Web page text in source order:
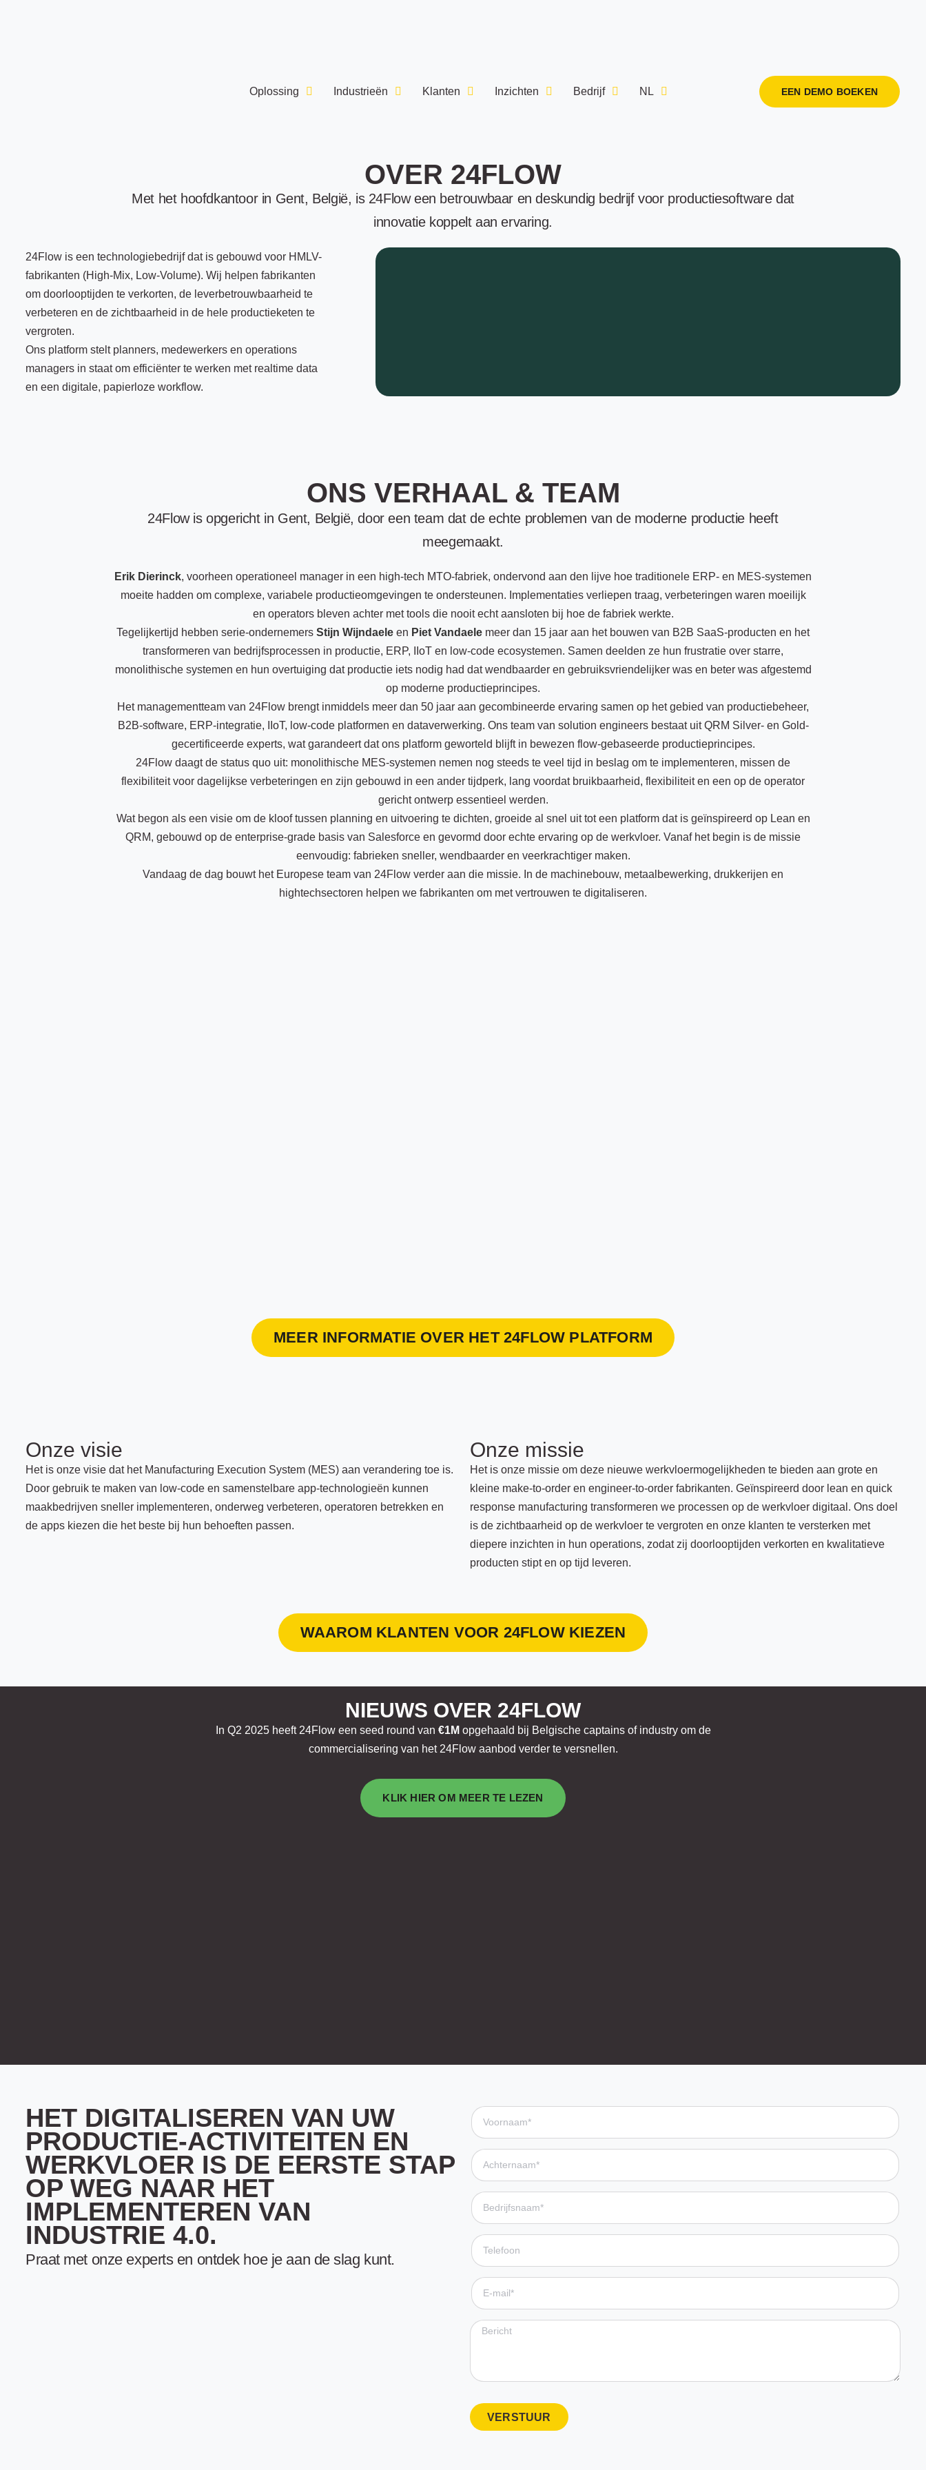
Oplossing Industrieën Klanten Inzichten Bedrijf NL EEN DEMO BOEKEN
OVER 24FLOW
Met het hoofdkantoor in Gent, België, is 24Flow een betrouwbaar en deskundig bedrijf voor productiesoftware dat
innovatie koppelt aan ervaring.
24Flow is een technologiebedrijf dat is gebouwd voor HMLV-
fabrikanten (High-Mix, Low-Volume). Wij helpen fabrikanten
om doorlooptijden te verkorten, de leverbetrouwbaarheid te
verbeteren en de zichtbaarheid in de hele productieketen te
vergroten.
Ons platform stelt planners, medewerkers en operations
managers in staat om efficiënter te werken met realtime data
en een digitale, papierloze workflow.
ONS VERHAAL & TEAM
24Flow is opgericht in Gent, België, door een team dat de echte problemen van de moderne productie heeft
meegemaakt.
Erik Dierinck, voorheen operationeel manager in een high-tech MTO-fabriek, ondervond aan den lijve hoe traditionele ERP- en MES-systemen
moeite hadden om complexe, variabele productieomgevingen te ondersteunen. Implementaties verliepen traag, verbeteringen waren moeilijk
en operators bleven achter met tools die nooit echt aansloten bij hoe de fabriek werkte.
Tegelijkertijd hebben serie-ondernemers Stijn Wijndaele en Piet Vandaele meer dan 15 jaar aan het bouwen van B2B SaaS-producten en het
transformeren van bedrijfsprocessen in productie, ERP, IIoT en low-code ecosystemen. Samen deelden ze hun frustratie over starre,
monolithische systemen en hun overtuiging dat productie iets nodig had dat wendbaarder en gebruiksvriendelijker was en beter was afgestemd
op moderne productieprincipes.
Het managementteam van 24Flow brengt inmiddels meer dan 50 jaar aan gecombineerde ervaring samen op het gebied van productiebeheer,
B2B-software, ERP-integratie, IIoT, low-code platformen en dataverwerking. Ons team van solution engineers bestaat uit QRM Silver- en Gold-
gecertificeerde experts, wat garandeert dat ons platform geworteld blijft in bewezen flow-gebaseerde productieprincipes.
24Flow daagt de status quo uit: monolithische MES-systemen nemen nog steeds te veel tijd in beslag om te implementeren, missen de
flexibiliteit voor dagelijkse verbeteringen en zijn gebouwd in een ander tijdperk, lang voordat bruikbaarheid, flexibiliteit en een op de operator
gericht ontwerp essentieel werden.
Wat begon als een visie om de kloof tussen planning en uitvoering te dichten, groeide al snel uit tot een platform dat is geïnspireerd op Lean en
QRM, gebouwd op de enterprise-grade basis van Salesforce en gevormd door echte ervaring op de werkvloer. Vanaf het begin is de missie
eenvoudig: fabrieken sneller, wendbaarder en veerkrachtiger maken.
Vandaag de dag bouwt het Europese team van 24Flow verder aan die missie. In de machinebouw, metaalbewerking, drukkerijen en
hightechsectoren helpen we fabrikanten om met vertrouwen te digitaliseren.
MEER INFORMATIE OVER HET 24FLOW PLATFORM
Onze visie
Het is onze visie dat het Manufacturing Execution System (MES) aan verandering toe is.
Door gebruik te maken van low-code en samenstelbare app-technologieën kunnen
maakbedrijven sneller implementeren, onderweg verbeteren, operatoren betrekken en
de apps kiezen die het beste bij hun behoeften passen.
Onze missie
Het is onze missie om deze nieuwe werkvloermogelijkheden te bieden aan grote en
kleine make-to-order en engineer-to-order fabrikanten. Geïnspireerd door lean en quick
response manufacturing transformeren we processen op de werkvloer digitaal. Ons doel
is de zichtbaarheid op de werkvloer te vergroten en onze klanten te versterken met
diepere inzichten in hun operations, zodat zij doorlooptijden verkorten en kwalitatieve
producten stipt en op tijd leveren.
WAAROM KLANTEN VOOR 24FLOW KIEZEN
NIEUWS OVER 24FLOW
In Q2 2025 heeft 24Flow een seed round van €1M opgehaald bij Belgische captains of industry om de
commercialisering van het 24Flow aanbod verder te versnellen.
KLIK HIER OM MEER TE LEZEN
HET DIGITALISEREN VAN UW
PRODUCTIE-ACTIVITEITEN EN
WERKVLOER IS DE EERSTE STAP
OP WEG NAAR HET
IMPLEMENTEREN VAN
INDUSTRIE 4.0.
Praat met onze experts en ontdek hoe je aan de slag kunt.
VERSTUUR